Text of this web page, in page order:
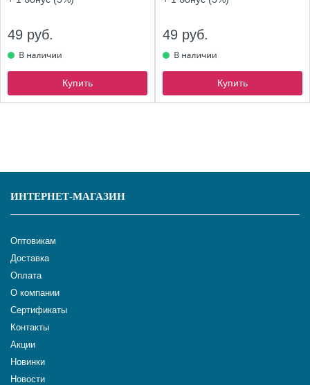
49 руб.
Купить
49 руб.
Купить
ИНТЕРНЕТ-МАГАЗИН
Оптовикам
Доставка
Оплата
О компании
Сертификаты
Контакты
Акции
Новинки
Новости